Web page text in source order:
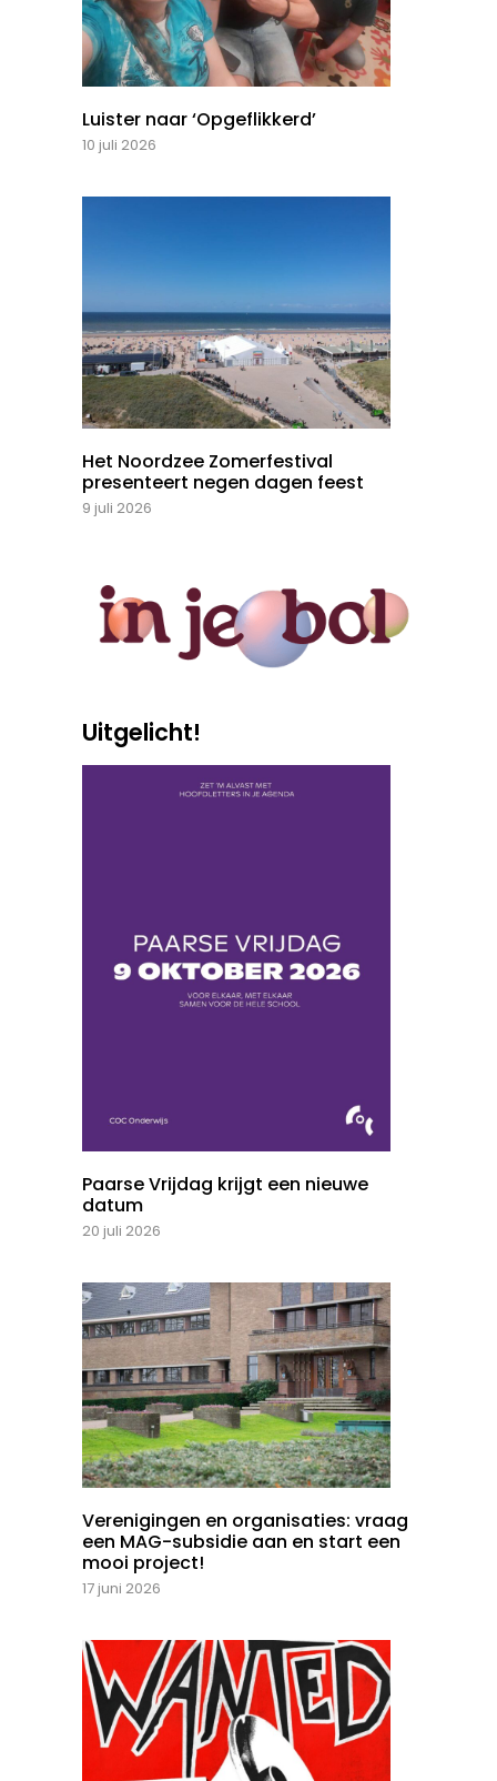
Luister naar ‘Opgeflikkerd’
10 juli 2026
Het Noordzee Zomerfestival
presenteert negen dagen feest
9 juli 2026
Uitgelicht!
Paarse Vrijdag krijgt een nieuwe
datum
20 juli 2026
Verenigingen en organisaties: vraag
een MAG-subsidie aan en start een
mooi project!
17 juni 2026